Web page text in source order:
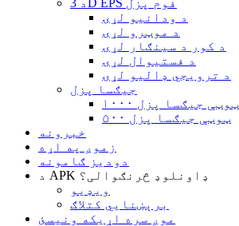
د 3D EPS فوم پزل
د ودانیو لړۍ
د موټرو لړۍ
د کور د سينګار لړۍ
د فستیوال لړۍ
د ترویجي ډالیو لړۍ
جیګسا پزل
۱۰۰۰ ټوټې جیګسا پزل
۵۰۰ ټوټې جیګسا پزل
خبرونه
زموږ په اړه
دودیز ګامونه
د APK ډاونلوډ څرنګوالی؟
ویډیو
برېښنايي کتلاګ
موږ سره اړیکه ونیسئ